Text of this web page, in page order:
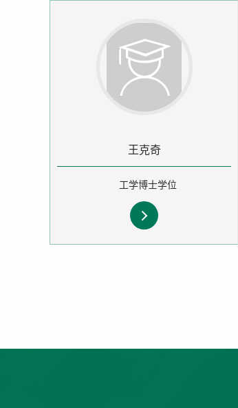
王克奇
工学博士学位